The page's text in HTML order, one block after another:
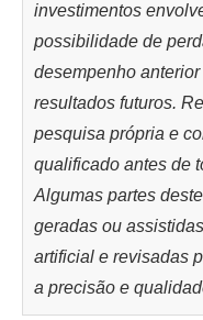
investimentos
possibilidade de
desempenho
resultados futuros.
pesquisa própria e
qualificado antes de
Algumas partes
geradas ou
artificial e revisadas
a precisão e